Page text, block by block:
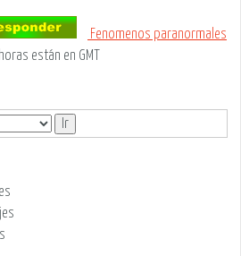
Fenomenos paranormales
están en GMT